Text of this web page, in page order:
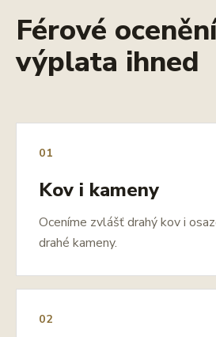
Férové
výplata ihned
01
Kov i kameny
Oceníme zvlášť drahý kov i
drahé kameny.
02